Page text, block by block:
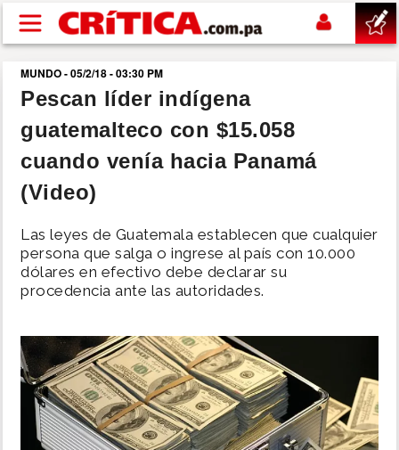
Pasar al contenido principal
buscar
SUCESOS
POLÍTICA
SHOW
MUNDO
INSÓLITAS
MUNDO - 05/2/18 - 03:30 PM
Pescan líder indígena
guatemalteco con $15.058
cuando venía hacia Panamá
(Video)
Las leyes de Guatemala establecen que cualquier
persona que salga o ingrese al país con 10.000
dólares en efectivo debe declarar su
procedencia ante las autoridades.